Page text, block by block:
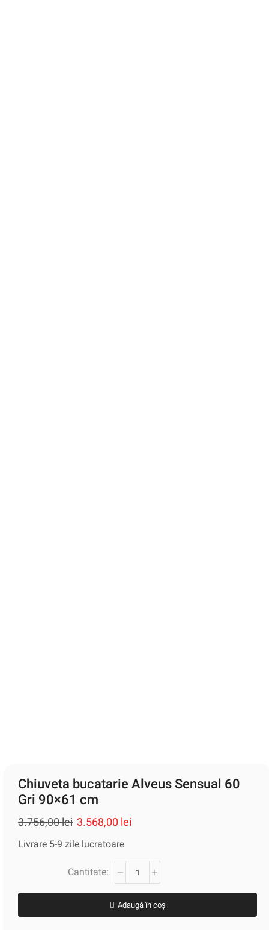
Chiuveta bucatarie Alveus Sensual 60
Gri 90×61 cm
3.756,00lei 3.568,00 lei
Livrare 5-9 zile lucratoare
Adaugă în coș